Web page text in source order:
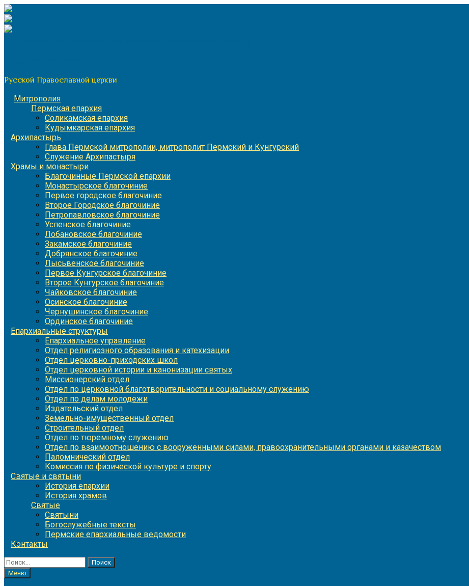
Перейти
к
содержимому
Русской Православной церкви
Митрополия
Пермская епархия
Соликамская епархия
Кудымкарская епархия
Архипастырь
Глава Пермской митрополии, митрополит Пермский и Кунгурский
Служение Архипастыря
Храмы и монастыри
Благочинные Пермской епархии
Монастырское благочиние
Первое городское благочиние
Второе Городское благочиние
Петропавловское благочиние
Успенское благочиние
Лобановское благочиние
Закамское благочиние
Добрянское благочиние
Лысьвенское благочиние
Первое Кунгурское благочиние
Второе Кунгурское благочиние
Чайковское благочиние
Осинское благочиние
Чернушинское благочиние
Ординское благочиние
Епархиальные структуры
Епархиальное управление
Отдел религиозного образования и катехизации
Отдел церковно-приходских школ
Отдел церковной истории и канонизации святых
Миссионерский отдел
Отдел по церковной благотворительности и социальному служению
Отдел по делам молодежи
Издательский отдел
Земельно-имущественный отдел
Строительный отдел
Отдел по тюремному служению
Отдел по взаимоотношению с вооруженными силами, правоохранительными органами и казачеством
Паломнический отдел
Комиссия по физической культуре и спорту
Святые и святыни
История епархии
История храмов
Святые
Святыни
Богослужебные тексты
Пермские епархиальные ведомости
Контакты
Найти:
Меню